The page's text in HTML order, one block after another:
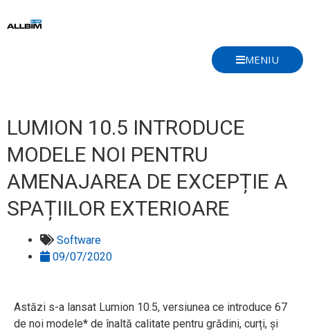
to
MENIU
LUMION 10.5 INTRODUCE
MODELE NOI PENTRU
AMENAJAREA DE EXCEPȚIE A
SPAȚIILOR EXTERIOARE
Software
09/07/2020
Astăzi s-a lansat Lumion 10.5, versiunea ce introduce 67
de noi modele* de înaltă calitate pentru grădini, curți, și